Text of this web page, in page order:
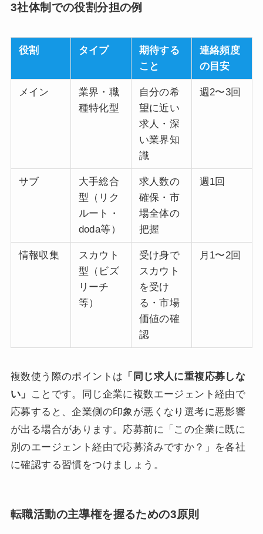
3社体制での役割分担の例
役割 タイプ
期待する
こと
連絡頻度
の目安
メイン
業界・職
種特化型
自分の希
望に近い
求人・深
い業界知
識
週2〜3回
サブ
大手総合
型（リク
ルート・
doda等）
求人数の
確保・市
場全体の
把握
週1回
情報収集
スカウト
型（ビズ
リーチ
等）
受け身で
スカウト
を受け
る・市場
価値の確
認
月1〜2回
複数使う際のポイントは 「同じ求人に重複応募しな
い」
ことです。同じ企業に複数エージェント経由で
応募すると、企業側の印象が悪くなり選考に悪影響
が出る場合があります。応募前に「この企業に既に
別のエージェント経由で応募済みですか？」を各社
に確認する習慣をつけましょう。
転職活動の主導権を握るための3原則